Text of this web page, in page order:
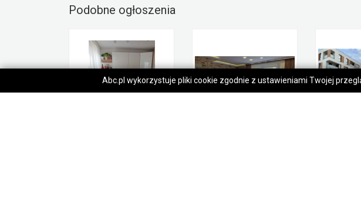
Podobne ogłoszenia
Abc.pl wykorzystuje pliki cookie zgodnie z ustawieniami Twojej